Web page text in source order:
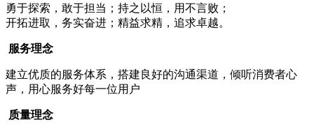
勇于探索，敢于担当；持之以恒，用不言败；
开拓进取，务实奋进；精益求精，追求卓越。
服务理念
建立优质的服务体系，搭建良好的沟通渠道，倾听消费者心
声，用心服务好每一位用户
质量理念